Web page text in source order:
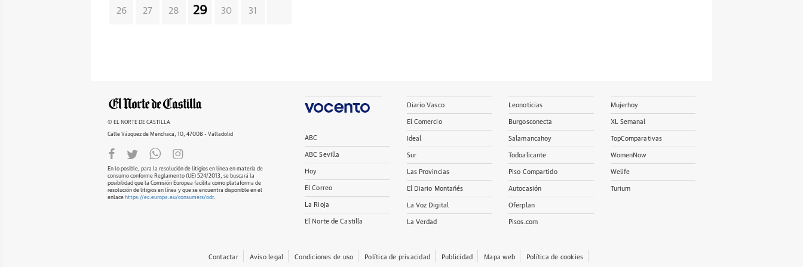
26 27 28 29 30 31
© EL NORTE DE CASTILLA
Calle Vázquez de Menchaca, 10, 47008 - Valladolid
En lo posible, para la resolución de litigios en línea en materia de
consumo conforme Reglamento (UE) 524/2013, se buscará la
posibilidad que la Comisión Europea facilita como plataforma de
resolución de litigios en línea y que se encuentra disponible en el
enlace https://ec.europa.eu/consumers/odr.
ABC
ABC Sevilla
Hoy
El Correo
La Rioja
El Norte de Castilla
Diario Vasco
El Comercio
Ideal
Sur
Las Provincias
El Diario Montañés
La Voz Digital
La Verdad
Leonoticias
Burgosconecta
Salamancahoy
Todoalicante
Piso Compartido
Autocasión
Oferplan
Pisos.com
Mujerhoy
XL Semanal
TopComparativas
WomenNow
Welife
Turium
Contactar Aviso legal Condiciones de uso Política de privacidad Publicidad Mapa web Política de cookies